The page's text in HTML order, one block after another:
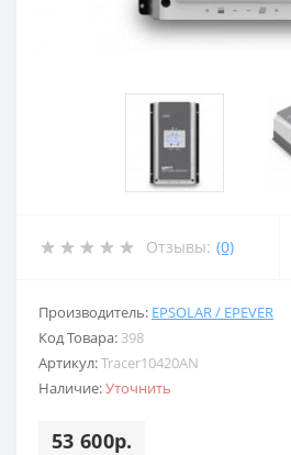
Отзывы: (0)
Производитель: EPSOLAR / EPEVER
Код Товара: 398
Артикул:Tracer10420AN
Наличие:Уточнить
53 600р.